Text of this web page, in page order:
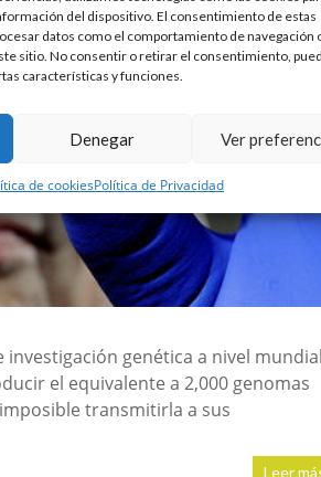
del dispositivo. El consentimiento de estas
datos como el comportamiento de navegación
sitio. No consentir o retirar el consentimiento,
características y funciones.
Denegar Ver
de cookiesPolítica de Privacidad
genética a nivel
el equivalente a 2,000 genomas
transmitirla a sus
Leer